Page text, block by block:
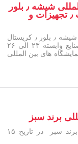
ششمین نمایشگاه بین المللی شیشه ٫ بلور
٫ کریستال ٫ ماشین الات ٫ تجهیزات و
ششمین نمایشگاه بین المللی شیشه ٫ بلور ٫ کریستال
٫ ماشین الات ٫ تجهیزات و صنایع وابسته ۲۳ الی ۲۶
نمایشگاه های بین المللی
برند سبز
دومین کنفرانس بین المللی برند سبز در تاریخ ۱۵